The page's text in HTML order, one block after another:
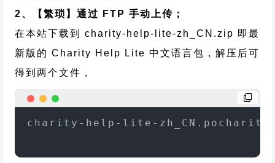
2、【繁琐】通过 FTP 手动上传；
在本站下载到charity-help-lite-zh_CN.zip 即最
新版的 Charity Help Lite 中文语言包，解压后可
得到两个文件，
charity-help-lite-